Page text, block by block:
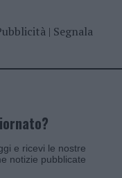
| Segnala
e ricevi le nostre
notizie pubblicate